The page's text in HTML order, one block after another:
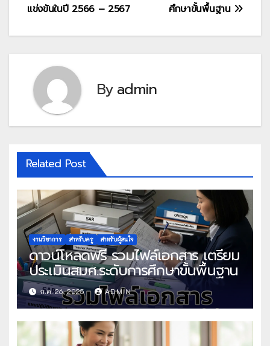
ศึกษาขั้นพื้นฐาน
แข่งขันในปี 2566 – 2567
Byadmin
Related Post
งานวิชาการ สำหรับครู สำหรับผู้สนใจ
ดาวน์โหลดฟรี รวมไฟล์เอกสาร เตรียม
ประเมินสมศ.ระดับการศึกษาขั้นพื้นฐาน
ก.ค. 26, 2025 ADMIN